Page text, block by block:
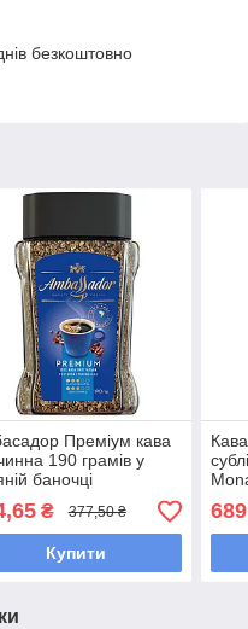
безкоштовно
Преміум кава
190 грамів у
баночці
₴ 377,50 ₴
Купити